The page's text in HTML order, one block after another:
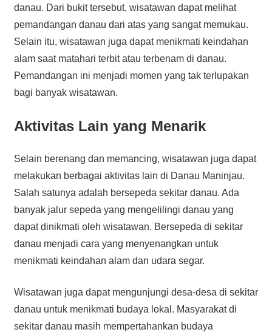
danau. Dari bukit tersebut, wisatawan dapat melihat
pemandangan danau dari atas yang sangat memukau.
Selain itu, wisatawan juga dapat menikmati keindahan
alam saat matahari terbit atau terbenam di danau.
Pemandangan ini menjadi momen yang tak terlupakan
bagi banyak wisatawan.
Aktivitas Lain yang Menarik
Selain berenang dan memancing, wisatawan juga dapat
melakukan berbagai aktivitas lain di Danau Maninjau.
Salah satunya adalah bersepeda sekitar danau. Ada
banyak jalur sepeda yang mengelilingi danau yang
dapat dinikmati oleh wisatawan. Bersepeda di sekitar
danau menjadi cara yang menyenangkan untuk
menikmati keindahan alam dan udara segar.
Wisatawan juga dapat mengunjungi desa-desa di sekitar
danau untuk menikmati budaya lokal. Masyarakat di
sekitar danau masih mempertahankan budaya